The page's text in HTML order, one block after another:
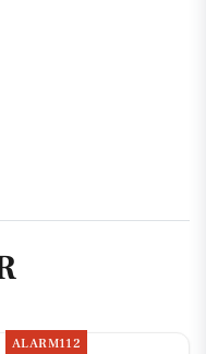
ALARM112